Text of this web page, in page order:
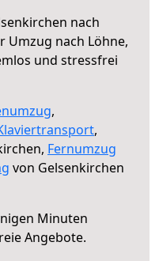
nach
Umzug nach Löhne,
und stressfrei
,
,
Fernumzug
von Gelsenkirchen
Minuten
Angebote.